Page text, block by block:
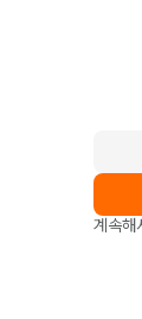
계속해